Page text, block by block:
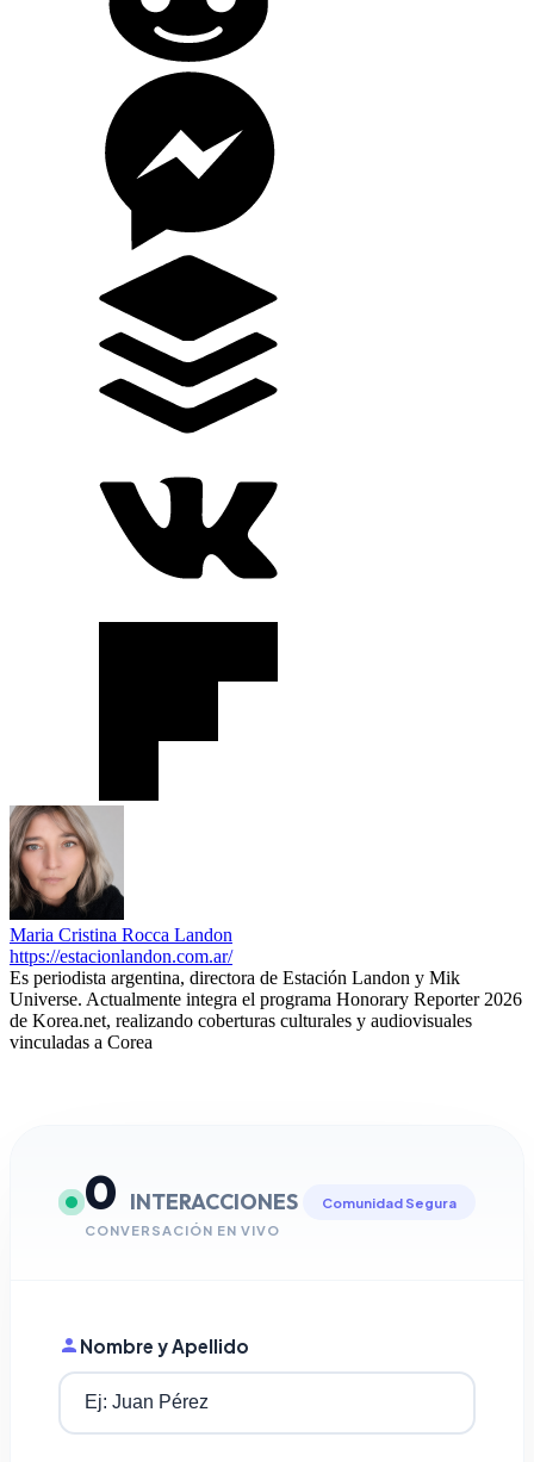
Maria Cristina Rocca Landon
https://estacionlandon.com.ar/
Es periodista argentina, directora de Estación Landon y Mik
Universe. Actualmente integra el programa Honorary Reporter 2026
de Korea.net, realizando coberturas culturales y audiovisuales
vinculadas a Corea
0 INTERACCIONES
CONVERSACIÓN EN VIVO
Comunidad Segura
Nombre y Apellido